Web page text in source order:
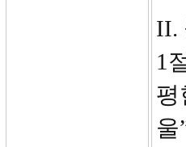
II.
1
평
울